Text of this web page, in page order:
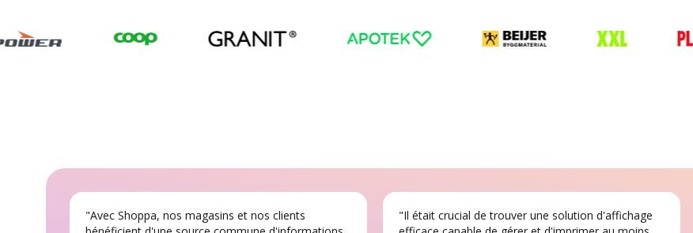
"Avec Shoppa, nos magasins et nos clients
"Il était crucial de trouver une solution d'affichage